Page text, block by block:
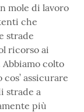
mole di lavoro
che
strade
ricorso ai
colto
assicurare
strade a
più